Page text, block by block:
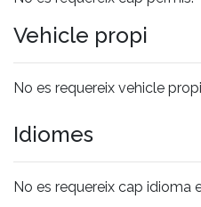
Vehicle propi
No es requereix vehicle
Idiomes
No es requereix cap idioma